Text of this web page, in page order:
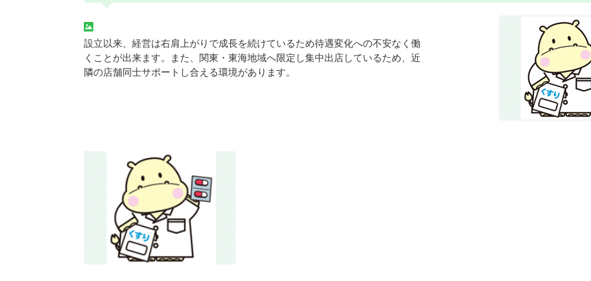
設立以来、経営は右肩上がりで成長を続けているため待遇変化への不安なく働
くことが出来ます。また、関東・東海地域へ限定し集中出店しているため、近
隣の店舗同士サポートし合える環境があります。